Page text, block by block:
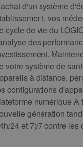
d'un système
vos
cycle de vie du
des
votre système de
à distance,
configurations
numérique A
génération
24 et 7j/7 contre les